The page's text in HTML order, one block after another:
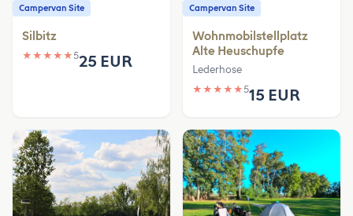
Campervan Site
Silbitz
★ ★ ★ ★ ★525 EUR
Campervan Site
Wohnmobilstellplatz
Alte Heuschupfe
Lederhose
★ ★ ★ ★ ★515 EUR